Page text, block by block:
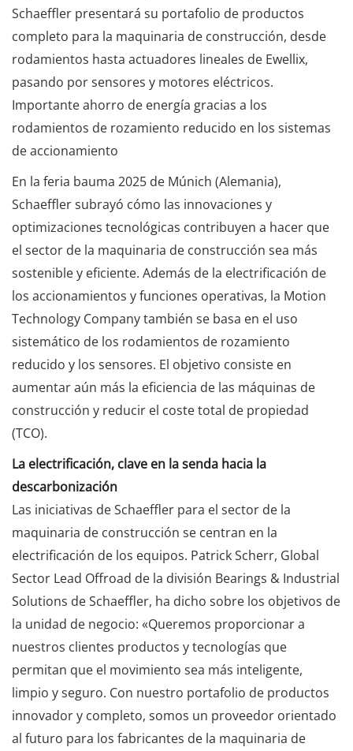
Schaeffler presentará su portafolio de productos
completo para la maquinaria de construcción, desde
rodamientos hasta actuadores lineales de Ewellix,
pasando por sensores y motores eléctricos.
Importante ahorro de energía gracias a los
rodamientos de rozamiento reducido en los sistemas
de accionamiento
En la feria bauma 2025 de Múnich (Alemania),
Schaeffler subrayó cómo las innovaciones y
optimizaciones tecnológicas contribuyen a hacer que
el sector de la maquinaria de construcción sea más
sostenible y eficiente. Además de la electrificación de
los accionamientos y funciones operativas, la Motion
Technology Company también se basa en el uso
sistemático de los rodamientos de rozamiento
reducido y los sensores. El objetivo consiste en
aumentar aún más la eficiencia de las máquinas de
construcción y reducir el coste total de propiedad
(TCO).
La electrificación, clave en la senda hacia la
descarbonización
Las iniciativas de Schaeffler para el sector de la
maquinaria de construcción se centran en la
electrificación de los equipos. Patrick Scherr, Global
Sector Lead Offroad de la división Bearings & Industrial
Solutions de Schaeffler, ha dicho sobre los objetivos de
la unidad de negocio: «Queremos proporcionar a
nuestros clientes productos y tecnologías que
permitan que el movimiento sea más inteligente,
limpio y seguro. Con nuestro portafolio de productos
innovador y completo, somos un proveedor orientado
al futuro para los fabricantes de la maquinaria de